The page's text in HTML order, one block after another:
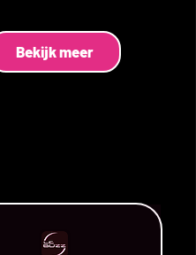
Bekijk meer